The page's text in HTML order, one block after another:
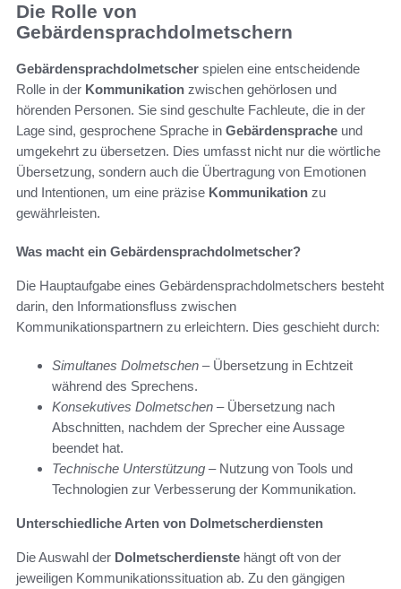
Die Rolle von
Gebärdensprachdolmetschern
Gebärdensprachdolmetscher spielen eine entscheidende
Rolle in der Kommunikation zwischen gehörlosen und
hörenden Personen. Sie sind geschulte Fachleute, die in der
Lage sind, gesprochene Sprache in Gebärdensprache und
umgekehrt zu übersetzen. Dies umfasst nicht nur die wörtliche
Übersetzung, sondern auch die Übertragung von Emotionen
und Intentionen, um eine präzise Kommunikation zu
gewährleisten.
Was macht ein Gebärdensprachdolmetscher?
Die Hauptaufgabe eines Gebärdensprachdolmetschers besteht
darin, den Informationsfluss zwischen
Kommunikationspartnern zu erleichtern. Dies geschieht durch:
Simultanes Dolmetschen – Übersetzung in Echtzeit
während des Sprechens.
Konsekutives Dolmetschen – Übersetzung nach
Abschnitten, nachdem der Sprecher eine Aussage
beendet hat.
Technische Unterstützung – Nutzung von Tools und
Technologien zur Verbesserung der Kommunikation.
Unterschiedliche Arten von Dolmetscherdiensten
Die Auswahl der Dolmetscherdienste hängt oft von der
jeweiligen Kommunikationssituation ab. Zu den gängigen